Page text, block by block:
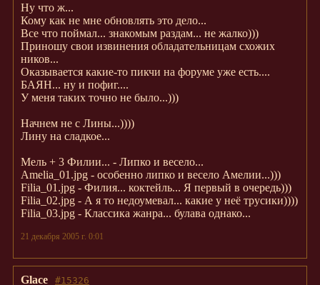
Ну что ж...
Кому как не мне обновлять это дело...
Все что поймал... знакомым раздам... не жалко)))
Приношу свои извинения обладательницам схожих
ников...
Оказывается какие-то пикчи на форуме уже есть....
БАЯН... ну и пофиг....
У меня таких точно не было...)))
Начнем не с Лины...))))
Лину на сладкое...
Мель + 3 Филии... - Липко и весело...
Amelia_01.jpg - особенно липко и весело Амелии...)))
Filia_01.jpg - Филия... коктейль... Я первый в очередь)))
Filia_02.jpg - А я то недоумевал... какие у неё трусики))))
Filia_03.jpg - Классика жанра... булава однако...
21 декабря 2005 г. 0:01
#15326
Glace